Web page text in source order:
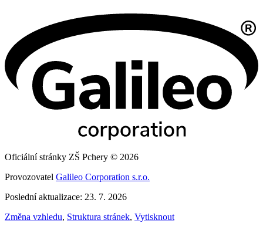
Oficiální stránky ZŠ Pchery © 2026
Provozovatel Galileo Corporation s.r.o.
Poslední aktualizace: 23. 7. 2026
Změna vzhledu, Struktura stránek, Vytisknout